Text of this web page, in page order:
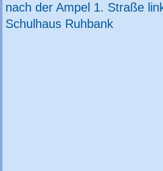
nach der Ampel 1. Straße
Schulhaus Ruhbank